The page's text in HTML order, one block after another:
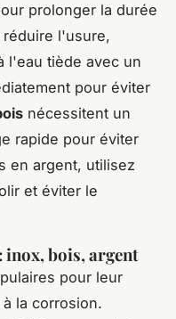
prolonger la durée
réduire l'usure,
l'eau tiède avec un
pour éviter
nécessitent un
rapide pour éviter
en argent, utilisez
et éviter le
inox, bois, argent
pour leur
la corrosion.